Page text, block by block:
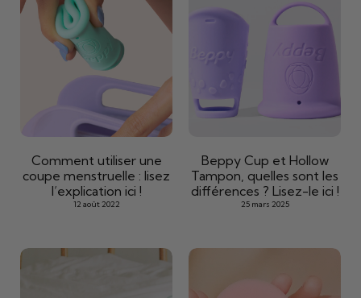
Comment utiliser une
coupe menstruelle : lisez
l’explication ici !
12 août 2022
Beppy Cup et Hollow
Tampon, quelles sont les
différences ? Lisez-le ici !
25 mars 2025